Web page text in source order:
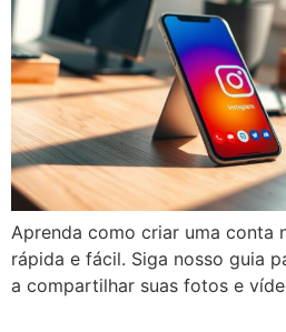
Aprenda como criar uma conta
rápida e fácil. Siga nosso guia
a compartilhar suas fotos e